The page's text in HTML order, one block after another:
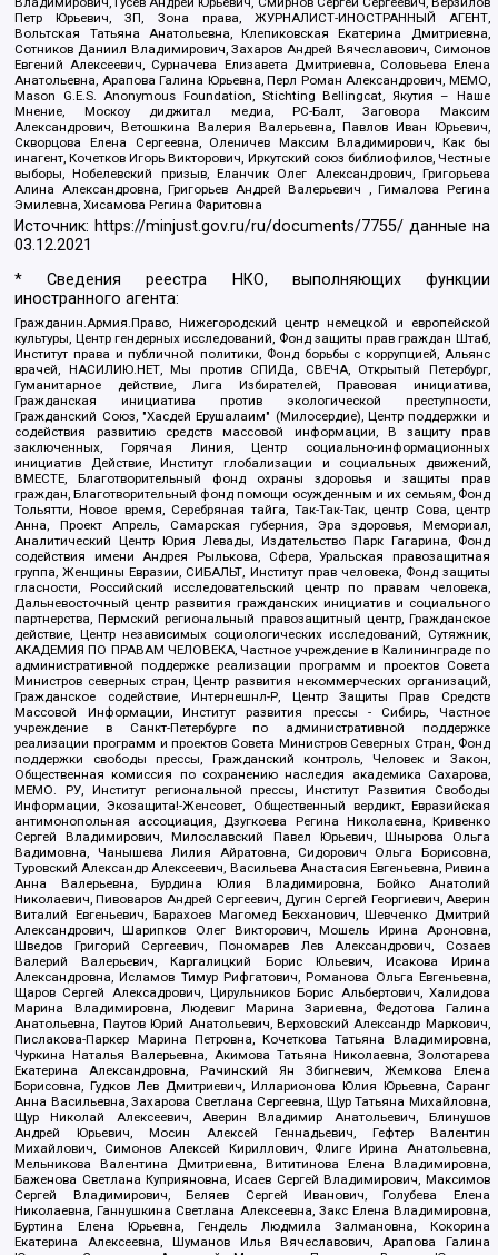
Петр Юрьевич, ЗП, Зона права, ЖУРНАЛИСТ-ИНОСТРАННЫЙ АГЕНТ,
Вольтская Татьяна Анатольевна, Клепиковская Екатерина Дмитриевна,
Сотников Даниил Владимирович, Захаров Андрей Вячеславович, Симонов
Евгений Алексеевич, Сурначева Елизавета Дмитриевна, Соловьева Елена
Анатольевна, Арапова Галина Юрьевна, Перл Роман Александрович, МЕМО,
Mason G.E.S. Anonymous Foundation, Stichting Bellingcat, Якутия – Наше
Мнение, Москоу диджитал медиа, РС-Балт, Заговора Максим
Александрович, Ветошкина Валерия Валерьевна, Павлов Иван Юрьевич,
Скворцова Елена Сергеевна, Оленичев Максим Владимирович, Как бы
инагент, Кочетков Игорь Викторович, Иркутский союз библиофилов, Честные
выборы, Нобелевский призыв, Еланчик Олег Александрович, Григорьева
Алина Александровна, Григорьев Андрей Валерьевич , Гималова Регина
Эмилевна, Хисамова Регина Фаритовна
Источник: https://minjust.gov.ru/ru/documents/7755/ данные на
03.12.2021
* Сведения реестра НКО, выполняющих функции
иностранного агента:
Гражданин.Армия.Право, Нижегородский центр немецкой и европейской
культуры, Центр гендерных исследований, Фонд защиты прав граждан Штаб,
Институт права и публичной политики, Фонд борьбы с коррупцией, Альянс
врачей, НАСИЛИЮ.НЕТ, Мы против СПИДа, СВЕЧА, Открытый Петербург,
Гуманитарное действие, Лига Избирателей, Правовая инициатива,
Гражданская инициатива против экологической преступности,
Гражданский Союз, "Хасдей Ерушалаим" (Милосердие), Центр поддержки и
содействия развитию средств массовой информации, В защиту прав
заключенных, Горячая Линия, Центр социально-информационных
инициатив Действие, Институт глобализации и социальных движений,
ВМЕСТЕ, Благотворительный фонд охраны здоровья и защиты прав
граждан, Благотворительный фонд помощи осужденным и их семьям, Фонд
Тольятти, Новое время, Серебряная тайга, Так-Так-Так, центр Сова, центр
Анна, Проект Апрель, Самарская губерния, Эра здоровья, Мемориал,
Аналитический Центр Юрия Левады, Издательство Парк Гагарина, Фонд
содействия имени Андрея Рылькова, Сфера, Уральская правозащитная
группа, Женщины Евразии, СИБАЛЬТ, Институт прав человека, Фонд защиты
гласности, Российский исследовательский центр по правам человека,
Дальневосточный центр развития гражданских инициатив и социального
партнерства, Пермский региональный правозащитный центр, Гражданское
действие, Центр независимых социологических исследований, Сутяжник,
АКАДЕМИЯ ПО ПРАВАМ ЧЕЛОВЕКА, Частное учреждение в Калининграде по
административной поддержке реализации программ и проектов Совета
Министров северных стран, Центр развития некоммерческих организаций,
Гражданское содействие, Интернешнл-Р, Центр Защиты Прав Средств
Массовой Информации, Институт развития прессы - Сибирь, Частное
учреждение в Санкт-Петербурге по административной поддержке
реализации программ и проектов Совета Министров Северных Стран, Фонд
поддержки свободы прессы, Гражданский контроль, Человек и Закон,
Общественная комиссия по сохранению наследия академика Сахарова,
МЕМО. РУ, Институт региональной прессы, Институт Развития Свободы
Информации, Экозащита!-Женсовет, Общественный вердикт, Евразийская
антимонопольная ассоциация, Дзугкоева Регина Николаевна, Кривенко
Сергей Владимирович, Милославский Павел Юрьевич, Шнырова Ольга
Вадимовна, Чанышева Лилия Айратовна, Сидорович Ольга Борисовна,
Туровский Александр Алексеевич, Васильева Анастасия Евгеньевна, Ривина
Анна Валерьевна, Бурдина Юлия Владимировна, Бойко Анатолий
Николаевич, Пивоваров Андрей Сергеевич, Дугин Сергей Георгиевич, Аверин
Виталий Евгеньевич, Барахоев Магомед Бекханович, Шевченко Дмитрий
Александрович, Шарипков Олег Викторович, Мошель Ирина Ароновна,
Шведов Григорий Сергеевич, Пономарев Лев Александрович, Созаев
Валерий Валерьевич, Каргалицкий Борис Юльевич, Исакова Ирина
Александровна, Исламов Тимур Рифгатович, Романова Ольга Евгеньевна,
Щаров Сергей Алексадрович, Цирульников Борис Альбертович, Халидова
Марина Владимировна, Людевиг Марина Зариевна, Федотова Галина
Анатольевна, Паутов Юрий Анатольевич, Верховский Александр Маркович,
Пислакова-Паркер Марина Петровна, Кочеткова Татьяна Владимировна,
Чуркина Наталья Валерьевна, Акимова Татьяна Николаевна, Золотарева
Екатерина Александровна, Рачинский Ян Збигневич, Жемкова Елена
Борисовна, Гудков Лев Дмитриевич, Илларионова Юлия Юрьевна, Саранг
Анна Васильевна, Захарова Светлана Сергеевна, Щур Татьяна Михайловна,
Щур Николай Алексеевич, Аверин Владимир Анатольевич, Блинушов
Андрей Юрьевич, Мосин Алексей Геннадьевич, Гефтер Валентин
Михайлович, Симонов Алексей Кириллович, Флиге Ирина Анатольевна,
Мельникова Валентина Дмитриевна, Вититинова Елена Владимировна,
Баженова Светлана Куприяновна, Исаев Сергей Владимирович, Максимов
Сергей Владимирович, Беляев Сергей Иванович, Голубева Елена
Николаевна, Ганнушкина Светлана Алексеевна, Закс Елена Владимировна,
Буртина Елена Юрьевна, Гендель Людмила Залмановна, Кокорина
Екатерина Алексеевна, Шуманов Илья Вячеславович, Арапова Галина